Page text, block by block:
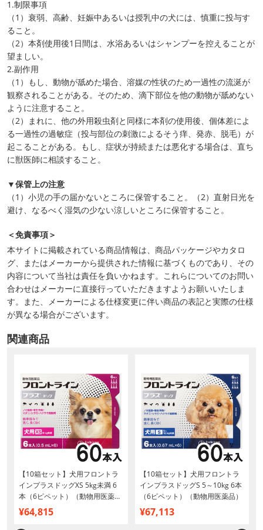
1.制限事項
（1）衰弱、高齢、妊娠中あるいは授乳中の犬には、慎重に投与す
ること。
（2）本剤使用後1日間は、水浴あるいはシャンプーを控えることが
望ましい。
2.副作用
（1）もし、動物が舐めた場合、溶媒の性状のため一過性の流涎が
観察されることがある。そのため、滴下部位を他の動物が舐めない
ように注意すること。
（2）まれに、他の外用殺虫剤と同様に本剤の使用後、個体差によ
る一過性の過敏症（投与部位の刺激によるそう痒、発赤、脱毛）が
起こることがある。もし、症状が持続または悪化する場合は、直ち
に獣医師に相談すること。
▼保管上の注意
（1）小児の手の届かないところに保管すること。（2）直射日光を
避け、なるべく湿気の少ない涼しいところに保管すること。
＜免責事項＞
本サイトに掲載されている商品情報は、商品パッケージやカタロ
グ、またはメーカーから提供された情報に基づくものであり、その
内容について当社は責任を負いかねます。これらについてのお問い
合わせはメーカーに直接行っていただきますようお願いいたしま
す。また、メーカーによる仕様変更に伴い商品の表記と実際の仕様
が異なる場合がございます。
関連商品
【10箱セット】犬用フロントラ
インプラスドッグXS 5kg未満 6
本（6ピペット）（動物用医薬
品）
¥64,815
【10箱セット】犬用フロントラ
インプラスドッグS 5～10kg 6本
（6ピペット）（動物用医薬品）
¥67,113